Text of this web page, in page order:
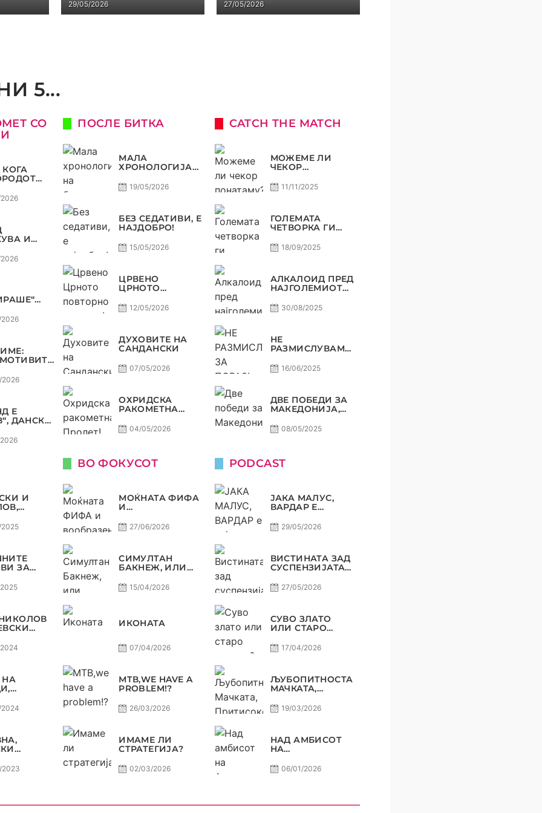
29/05/2026
САМО РАКОМЕТ С5Е8
27/05/2026
5...
СО
А
И
НА
ВО
ДАГУР
Е
ДАНСКА
И
СЕ
ПОСЛЕ БИТКА
МАЛА
ХРОНОЛОГИЈА
ЗА СВЕТСКО
19/05/2026
БЕЗ СЕДАТИВИ, Е
НАЈДОБРО!
15/05/2026
ЦРВЕНО
ЦРНОТО
МОДА!
12/05/2026
ДУХОВИТЕ НА
САНДАНСКИ
07/05/2026
ОХРИДСКА
РАКОМЕТНА
04/05/2026
CATCH THE MATCH
МОЖЕМЕ ЛИ
ЧЕКОР
11/11/2025
ГОЛЕМАТА
ЧЕТВОРКА ГИ
КОПЈАТА
18/09/2025
АЛКАЛОИД ПРЕД
НАЈГОЛЕМИОТ
ПРЕДИЗВИК!
30/08/2025
НЕ
РАЗМИСЛУВАМЕ
СТОЈАНОВИЌ
16/06/2025
ДВЕ ПОБЕДИ ЗА
МАКЕДОНИЈА,
СМЕЕ ДА ИМА!
08/05/2025
И
НА
ЗА
24/25 СО
СЛАВЕ
ДА
НА
ЏОЛЕ
ВО ФОКУСОТ
МОЌНАТА ФИФА
И
ЕХФ27/06/2026
СИМУЛТАН
БАКНЕЖ, ИЛИ
ПОСТОЈАНО СЕ
СЛУША ЕХФ
15/04/2026
ИКОНАТА
07/04/2026
МТВ,WE HAVE A
PROBLEM!?
26/03/2026
ИМАМЕ ЛИ
СТРАТЕГИЈА?
02/03/2026
PODCAST
ЈАКА МАЛУС,
ВАРДАР Е
КЛУБ НА
БАЛКАНОТ!
29/05/2026
ВИСТИНАТА ЗАД
СУСПЕНЗИЈАТА
НИКОЛОВ! САМО
РАКОМЕТ С5Е8
27/05/2026
СУВО ЗЛАТО
ИЛИ СТАРО
РАКОМЕТ С5Е7
17/04/2026
ЉУБОПИТНОСТА
МАЧКАТА,
ПЕЛИСТЕР ?
САМО РАКОМЕТ
19/03/2026
НАД АМБИСОТ
НА
САМО РАКОМЕТ
ПОДКАСТ С5E5
06/01/2026